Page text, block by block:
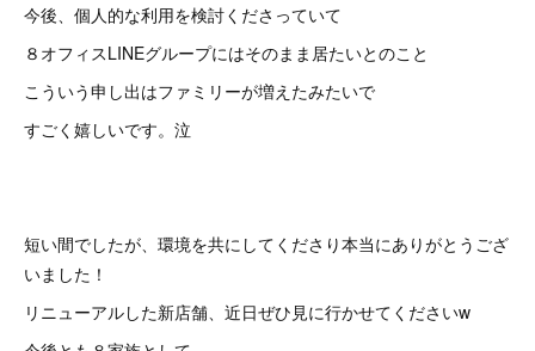
今後、個人的な利用を検討くださっていて
８オフィスLINEグループにはそのまま居たいとのこと
こういう申し出はファミリーが増えたみたいで
すごく嬉しいです。泣
短い間でしたが、環境を共にしてくださり本当にありがとうござ
いました！
リニューアルした新店舗、近日ぜひ見に行かせてくださいw